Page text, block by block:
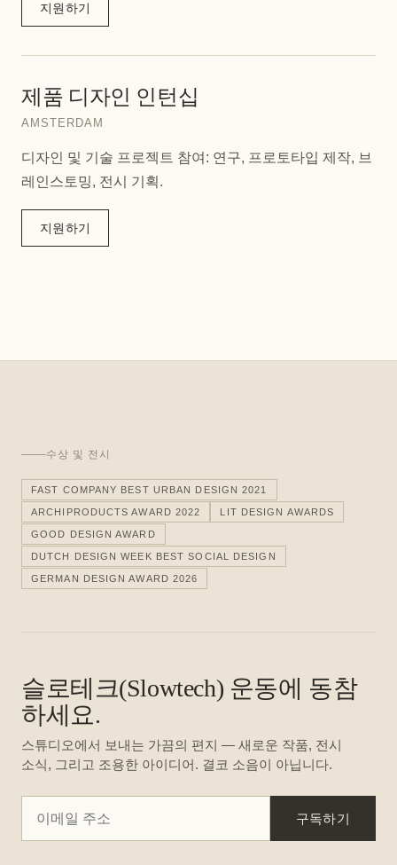
지원하기
제품 디자인 인턴십
AMSTERDAM
디자인 및 기술 프로젝트 참여: 연구, 프로토타입 제작, 브
레인스토밍, 전시 기획.
지원하기
수상 및 전시
FAST COMPANY BEST URBAN DESIGN 2021
ARCHIPRODUCTS AWARD 2022 LIT DESIGN AWARDS
GOOD DESIGN AWARD
DUTCH DESIGN WEEK BEST SOCIAL DESIGN
GERMAN DESIGN AWARD 2026
슬로테크(Slowtech) 운동에 동참
하세요.
스튜디오에서 보내는 가끔의 편지 — 새로운 작품, 전시
소식, 그리고 조용한 아이디어. 결코 소음이 아닙니다.
구독하기